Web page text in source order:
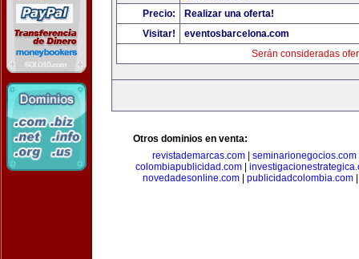
Precio:
Realizar una oferta!
Visitar!
eventosbarcelona.com
Serán consideradas
Otros dominios en venta:
revistademarcas.com
seminarionegocios.com
colombiapublicidad.com
novedadesonline.com
publicidadcolombia.com